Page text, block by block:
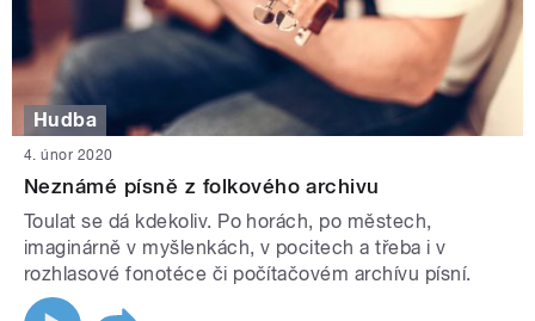
Hudba
4. únor 2020
Neznámé písně z folkového archivu
Toulat se dá kdekoliv. Po horách, po městech,
imaginárně v myšlenkách, v pocitech a třeba i v
rozhlasové fonotéce či počítačovém archívu písní.